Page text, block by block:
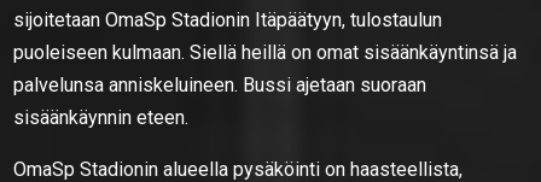
sijoitetaan OmaSp Stadionin Itäpäätyyn, tulostaulun
puoleiseen kulmaan. Siellä heillä on omat sisäänkäyntinsä ja
palvelunsa anniskeluineen. Bussi ajetaan suoraan
sisäänkäynnin eteen.
OmaSp Stadionin alueella pysäköinti on haasteellista,